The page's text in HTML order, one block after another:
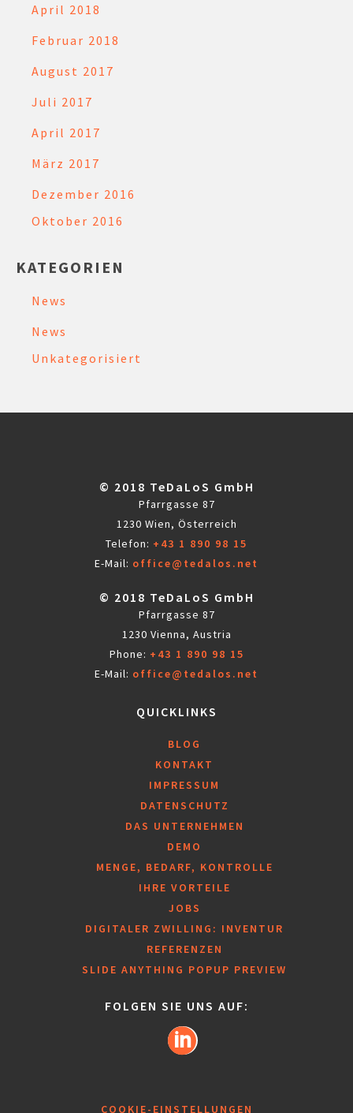
April 2018
Februar 2018
August 2017
Juli 2017
April 2017
März 2017
Dezember 2016
Oktober 2016
KATEGORIEN
News
News
Unkategorisiert
© 2018 TeDaLoS GmbH
Pfarrgasse 87
1230 Wien, Österreich
Telefon: +43 1 890 98 15
E-Mail: office@tedalos.net
© 2018 TeDaLoS GmbH
Pfarrgasse 87
1230 Vienna, Austria
Phone: +43 1 890 98 15
E-Mail: office@tedalos.net
QUICKLINKS
BLOG
KONTAKT
IMPRESSUM
DATENSCHUTZ
DAS UNTERNEHMEN
DEMO
MENGE, BEDARF, KONTROLLE
IHRE VORTEILE
JOBS
DIGITALER ZWILLING: INVENTUR
REFERENZEN
SLIDE ANYTHING POPUP PREVIEW
FOLGEN SIE UNS AUF:
COOKIE-EINSTELLUNGEN